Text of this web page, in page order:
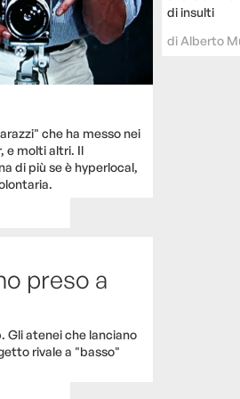
che ha messo nei
e molti altri. Il
di più se è hyperlocal,
di insulti
di Alberto
preso a
Gli atenei che lanciano
rivale a "basso"